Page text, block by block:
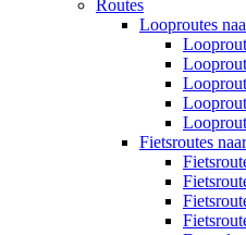
Routes
Looproutes
Fietsroutes